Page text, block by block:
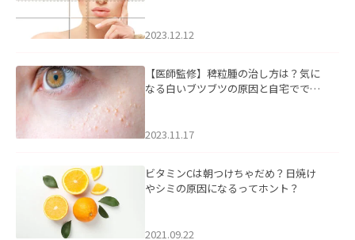
2023.12.12
【医師監修】稗粒腫の治し方は？気に
なる白いブツブツの原因と自宅ででき
2023.11.17
ビタミンCは朝つけちゃだめ？日焼け
やシミの原因になるってホント？
2021.09.22